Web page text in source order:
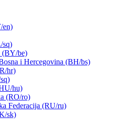
en)
sq)
(BY/be)
i Hercegovina (BH/bs)
hr)
hu)
(RO/ro)
Federacija (RU/ru)
sk)